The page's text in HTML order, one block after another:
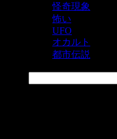
怪奇現象
怖い
UFO
オカルト
都市伝説